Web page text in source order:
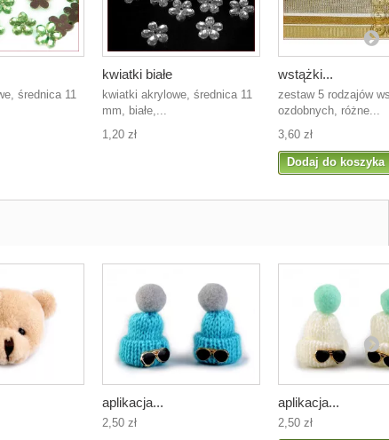
średnica 11
kwiatki białe
kwiatki akrylowe, średnica 11
mm, białe,...
1,20 zł
wstążki...
zestaw 5 rodzajów
ozdobnych, różne...
3,60 zł
Dodaj do koszyka
aplikacja...
2,50 zł
aplikacja...
2,50 zł